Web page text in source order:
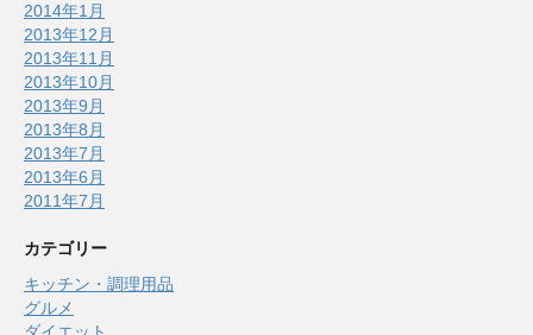
2014年1月
2013年12月
2013年11月
2013年10月
2013年9月
2013年8月
2013年7月
2013年6月
2011年7月
カテゴリー
キッチン・調理用品
グルメ